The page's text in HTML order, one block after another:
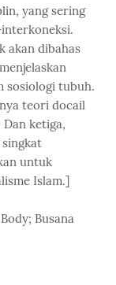
yang sering
akan dibahas
sosiologi tubuh.
teori docail
ketiga,
untuk
Islam.]
Busana